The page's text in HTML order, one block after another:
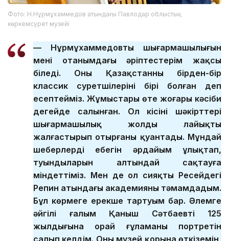
Фото: Н.Нұрмұхаммедов атындағы Павлодар облыстық
көркемсурет музейі
— Нұрмұхаммедовтың шығармашылығын
менің отанымдағы әріптестерім жақсы
біледі. Оны Қазақстанның бірден-бір
классик суретшілерінің бірі болған деп
есептейміз. Жұмыстары өте жоғары кәсіби
деңгейде салынған. Ол кісінің шәкірттері
шығармашылық жолды лайықты
жалғастырып отырғаны қуантады. Мұндай
шеберлердің еңбегін әрдайым ұлықтап,
туындыларын алтындай сақтауға
міндеттіміз. Мен де ол сияқты Ресейдегі
Репин атындағы академияны тәмамдадым.
Бұл көрмеге ерекше тартуым бар. Әлемге
әйгілі ғалым Қаныш Сәтбаевтің 125
жылдығына орай ғұламаның портретін